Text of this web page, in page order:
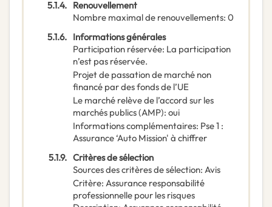
5.1.4. Renouvellement
Nombre maximal de renouvellements: 0
5.1.6. Informations générales
Participation réservée: La participation
n’est pas réservée.
Projet de passation de marché non
financé par des fonds de l’UE
Le marché relève de l’accord sur les
marchés publics (AMP): oui
Informations complémentaires: Pse 1 :
Assurance ‘Auto Mission' à chiffrer
5.1.9. Critères de sélection
Sources des critères de sélection: Avis
Critère: Assurance responsabilité
professionnelle pour les risques